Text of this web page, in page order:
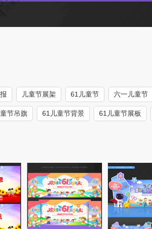
儿童节展架 61儿童节 六一儿童节
节吊旗 61儿童节背景 61儿童节展板